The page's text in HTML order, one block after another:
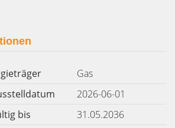
Gas
2026-06-01
bis
31.05.2036